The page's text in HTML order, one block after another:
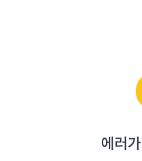
에러